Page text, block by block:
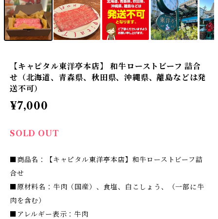
【キャピタル東洋亭本店】 和牛ローストビーフ 詰合
せ（北海道、青森県、秋田県、沖縄県、離島などは発
送不可）
¥7,000
SOLD OUT
■商品名：【キャピタル東洋亭本店】和牛ローストビーフ詰
合せ
■原材料名：牛肉（国産）、食塩、白こしょう、（一部に牛
肉を含む）
■アレルギー表示：牛肉